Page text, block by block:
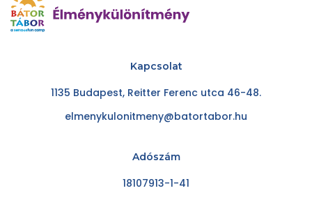
Kapcsolat
1135 Budapest, Reitter Ferenc utca 46-48.
elmenykulonitmeny@batortabor.hu
Adószám
18107913-1-41